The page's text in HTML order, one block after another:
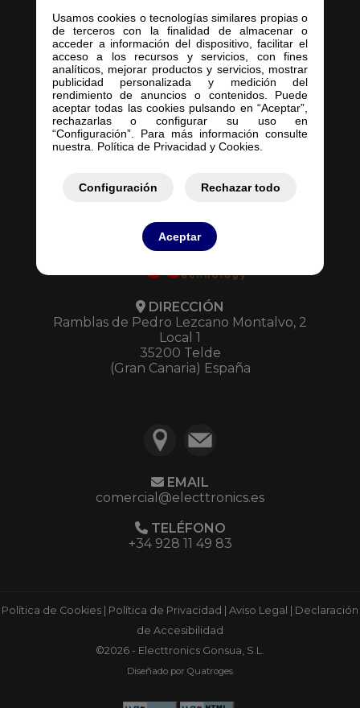
Usamos cookies o tecnologías similares propias o
de terceros con la finalidad de almacenar o
acceder a información del dispositivo, facilitar el
acceso a los recursos y servicios, con fines
analíticos, mejorar productos y servicios, mostrar
publicidad personalizada y medición del
rendimiento de anuncios o contenidos. Puede
aceptar todas las cookies pulsando en “Aceptar”,
rechazarlas o configurar su uso en
“Configuración”. Para más información consulte
nuestra. Política de Privacidad y Cookies.
Configuración Rechazar todo
Aceptar
Inicio
Empresa
Servicios
Contacto
Mis Pedidos
DIRECCIÓN
Ramblas de Pedro Lezcano Montalvo, 2
Local 1
35200 Telde
(Gran Canaria) España
EMAIL
comercial@electtronics.es
TELÉFONO
+34 928 11 49 83
Política de Cookies Política de Privacidad Aviso Legal
Declaración
de Accesibilidad
©2026 - Electtronics Gonsua, S.L.
Diseñado por Quatroges